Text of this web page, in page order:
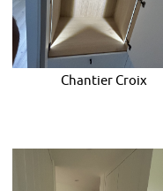
Chantier Croix